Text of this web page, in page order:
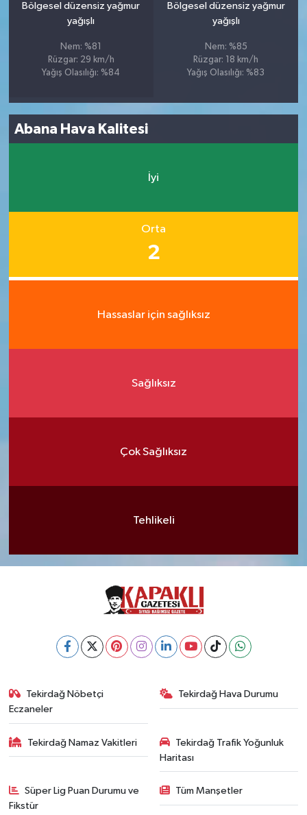
Bölgesel düzensiz yağmur
yağışlı
Nem: %81
Rüzgar: 29 km/h
Yağış Olasılığı: %84
Bölgesel düzensiz yağmur
yağışlı
Nem: %85
Rüzgar: 18 km/h
Yağış Olasılığı: %83
Abana Hava Kalitesi
İyi
Orta
2
Hassaslar için sağlıksız
Sağlıksız
Çok Sağlıksız
Tehlikeli
Tekirdağ Nöbetçi
Eczaneler
Tekirdağ Hava Durumu
Tekirdağ Namaz Vakitleri
Tekirdağ Trafik Yoğunluk
Haritası
Süper Lig Puan Durumu ve
Fikstür
Tüm Manşetler